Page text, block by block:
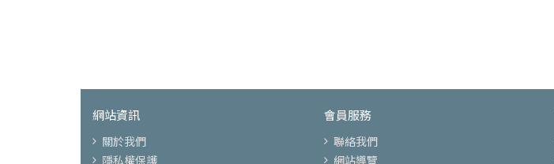
網站資訊
關於我們
隱私權保護
會員服務
聯絡我們
網站導覽